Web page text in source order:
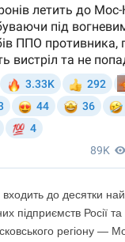
входить до десятки
підприємств Росії та
регіону —